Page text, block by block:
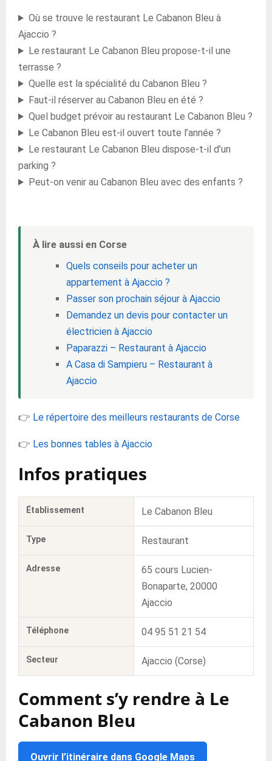
Où se trouve le restaurant Le Cabanon Bleu à
Ajaccio ?
Le restaurant Le Cabanon Bleu propose-t-il une
terrasse ?
Quelle est la spécialité du Cabanon Bleu ?
Faut-il réserver au Cabanon Bleu en été ?
Quel budget prévoir au restaurant Le Cabanon Bleu ?
Le Cabanon Bleu est-il ouvert toute l’année ?
Le restaurant Le Cabanon Bleu dispose-t-il d’un
parking ?
Peut-on venir au Cabanon Bleu avec des enfants ?
À lire aussi en Corse
Quels conseils pour acheter un
appartement à Ajaccio ?
Passer son prochain séjour à Ajaccio
Demandez un devis pour contacter un
électricien à Ajaccio
Paparazzi – Restaurant à Ajaccio
A Casa di Sampieru – Restaurant à
Ajaccio
👉 Le répertoire des meilleurs restaurants de Corse
👉 Les bonnes tables à Ajaccio
Infos pratiques
Établissement Le Cabanon Bleu
Type Restaurant
Adresse
65 cours Lucien-
Bonaparte, 20000
Ajaccio
Téléphone 04 95 51 21 54
Secteur Ajaccio (Corse)
Comment s’y rendre à Le
Cabanon Bleu
Ouvrir l’itinéraire dans Google Maps